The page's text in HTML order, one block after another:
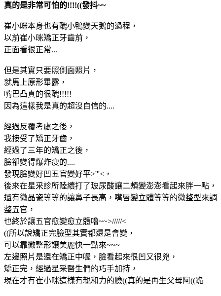
真的是非常可怕的!!!!((發抖~~
崔小咪本身也有醜小鴨變天鵝的過程，
以前崔小咪矯正牙齒前，
正面看很正常...
但是其實只要照側面照片，
就馬上原形畢露，
嘴巴凸真的很醜!!!!!
因為這樣我是真的超沒自信的....
經過反覆考慮之後，
我接受了矯正牙齒，
經過了三年的矯正之後，
臉卻變得爆炸瘦的....
發現臉變好凹五官變好平>'''<，
後來在星采診所陸續打了玻尿酸讓二頰變澎澎看起來胖一點，
還有微晶瓷等等的讓鼻子長高，嘴唇變立體等等的微整型來調
整五官，
也終於讓五官愈變愈立體嚕~~>/////<
((所以說矯正完臉型其實都還是會變，
可以靠微整形讓美麗快一點來~~~
左邊照片是還在矯正中喔，臉看起來很凹又很兇，
矯正完，經過星采醫生們的巧手加持，
現在才有崔小咪這樣有親和力的臉((真的是再生父母阿((跪